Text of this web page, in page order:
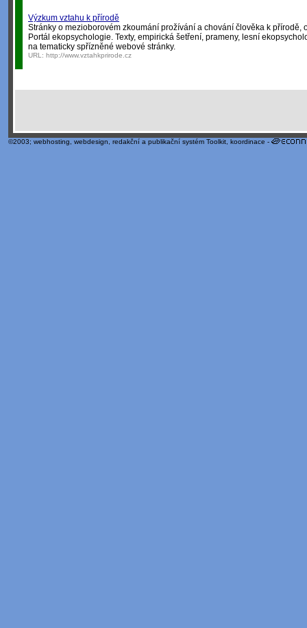
Výzkum vztahu k přírodě
Stránky o mezioborovém zkoumání prožívání a chování člověka k přírodě,
Portál ekopsychologie. Texty, empirická šetření, prameny, lesní
na tematicky spřízněné webové stránky.
URL: http://www.vztahkprirode.cz
©2003; webhosting webdesign redakční a publikační systém Toolkit , koordinace -